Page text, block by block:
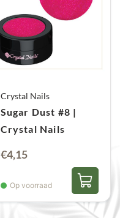
Crystal Nails
Sugar Dust #8 |
Crystal Nails
€4,15
Op voorraad